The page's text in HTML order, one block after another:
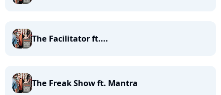
The Facilitator ft....
The Freak Show ft. Mantra